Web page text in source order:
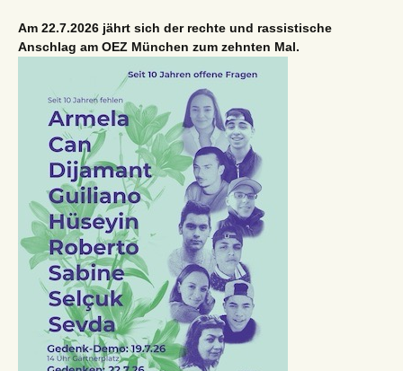
Am 22.7.2026 jährt sich der rechte und rassistische
Anschlag am OEZ München zum zehnten Mal.